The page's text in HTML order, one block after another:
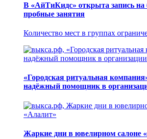
В «АйТиКидс» открыта запись на
пробные занятия
Количество мест в группах
«Городская ритуальная
надёжный помощник в
Жаркие дни в ювелирном салоне